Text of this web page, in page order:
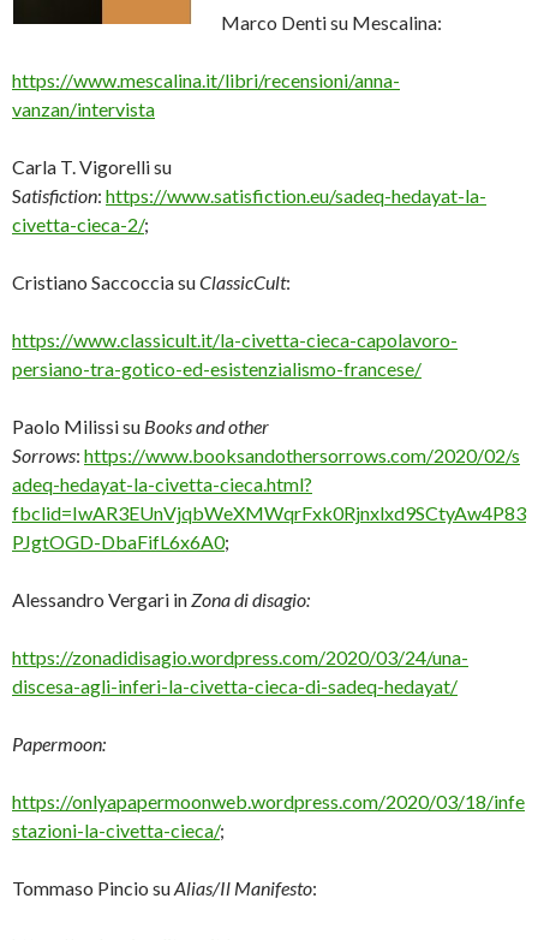
Marco Denti su Mescalina:
https://www.mescalina.it/libri/recensioni/anna-
vanzan/intervista
Carla T. Vigorelli su
Satisfiction: https://www.satisfiction.eu/sadeq-hedayat-la-
civetta-cieca-2/;
Cristiano Saccoccia suClassicCult:
https://www.classicult.it/la-civetta-cieca-capolavoro-
persiano-tra-gotico-ed-esistenzialismo-francese/
Paolo Milissi su Books and other
Sorrows: https://www.booksandothersorrows.com/2020/02/s
adeq-hedayat-la-civetta-cieca.html?
fbclid=IwAR3EUnVjqbWeXMWqrFxk0Rjnxlxd9SCtyAw4P83
PJgtOGD-DbaFifL6x6A0;
Alessandro Vergari inZona di disagio:
https://zonadidisagio.wordpress.com/2020/03/24/una-
discesa-agli-inferi-la-civetta-cieca-di-sadeq-hedayat/
Papermoon:
https://onlyapapermoonweb.wordpress.com/2020/03/18/infe
stazioni-la-civetta-cieca/;
Tommaso Pincio suAlias/Il Manifesto: